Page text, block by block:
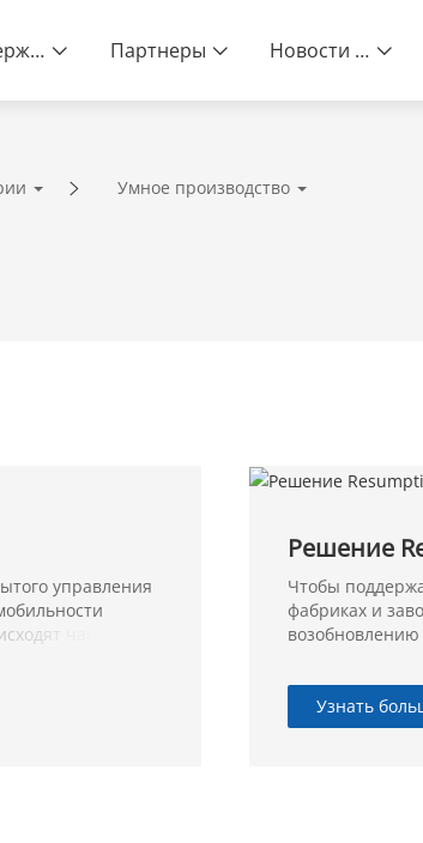
Поддержка Партнеры Новости и события
Умное производство
управления
часто.
Решение
Чтобы
фабриках и
возобновлению
температуры,
маски на лице
могут помочь
Узнать